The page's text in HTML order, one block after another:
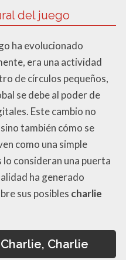
del juego
ha evolucionado
era una actividad
de círculos pequeños,
se debe al poder de
Este cambio no
también cómo se
como una simple
consideran una puerta
ha generado
sus posibles charlie
Charlie